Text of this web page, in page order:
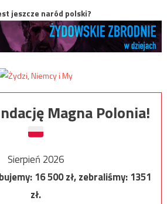
jeszcze naród polski?
Magna Polonia!
Sierpień 2026
16 500zł, zebraliśmy:1351
zł.